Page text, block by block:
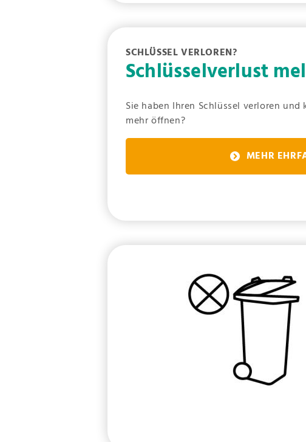
SCHLÜSSEL VERLOREN?
Schlüsselverlust
Sie haben Ihren Schlüssel verloren
mehr öffnen?
MEHR